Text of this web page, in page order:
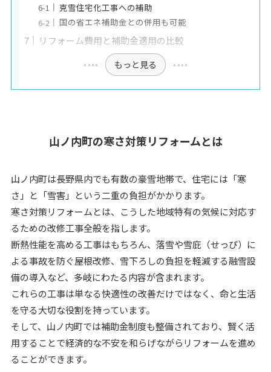
克雪住宅化工事への補助
国の省エネ補助金との併用も可能
リフォーム費用と補助金適用の比較
もっと見る
山ノ内町の寒さ対策リフォームとは
山ノ内町は長野県内でも有数の豪雪地帯で、住宅には「寒
さ」と「雪害」という二重の負担がかかります。
寒さ対策リフォームとは、こうした地域特有の気候に対応す
るための改修工事全般を指します。
断熱性能を高める工事はもちろん、落雪や雪庇（せっぴ）に
よる事故を防ぐ屋根改修、雪下ろしの負担を軽減する融雪設
備の導入など、多岐にわたる内容が含まれます。
これらの工事は単なる快適性の改善だけではなく、命と生活
を守る大切な役割を持っています。
そして、山ノ内町では補助金制度も整備されており、賢く活
用することで経済的な不安を和らげながらリフォームを進め
ることができます。